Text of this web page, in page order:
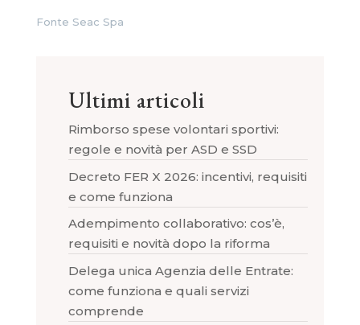
Fonte Seac Spa
Ultimi articoli
Rimborso spese volontari sportivi:
regole e novità per ASD e SSD
Decreto FER X 2026: incentivi, requisiti
e come funziona
Adempimento collaborativo: cos’è,
requisiti e novità dopo la riforma
Delega unica Agenzia delle Entrate:
come funziona e quali servizi
comprende